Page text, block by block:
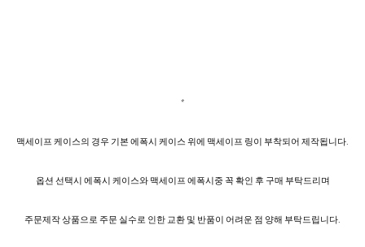
*
맥세이프 케이스의 경우 기본 에폭시 케이스 위에 맥세이프 링이 부착되어 제작됩니다.
옵션 선택시 에폭시 케이스와 맥세이프 에폭시중 꼭 확인 후 구매 부탁드리며
주문제작 상품으로 주문 실수로 인한 교환 및 반품이 어려운 점 양해 부탁드립니다.